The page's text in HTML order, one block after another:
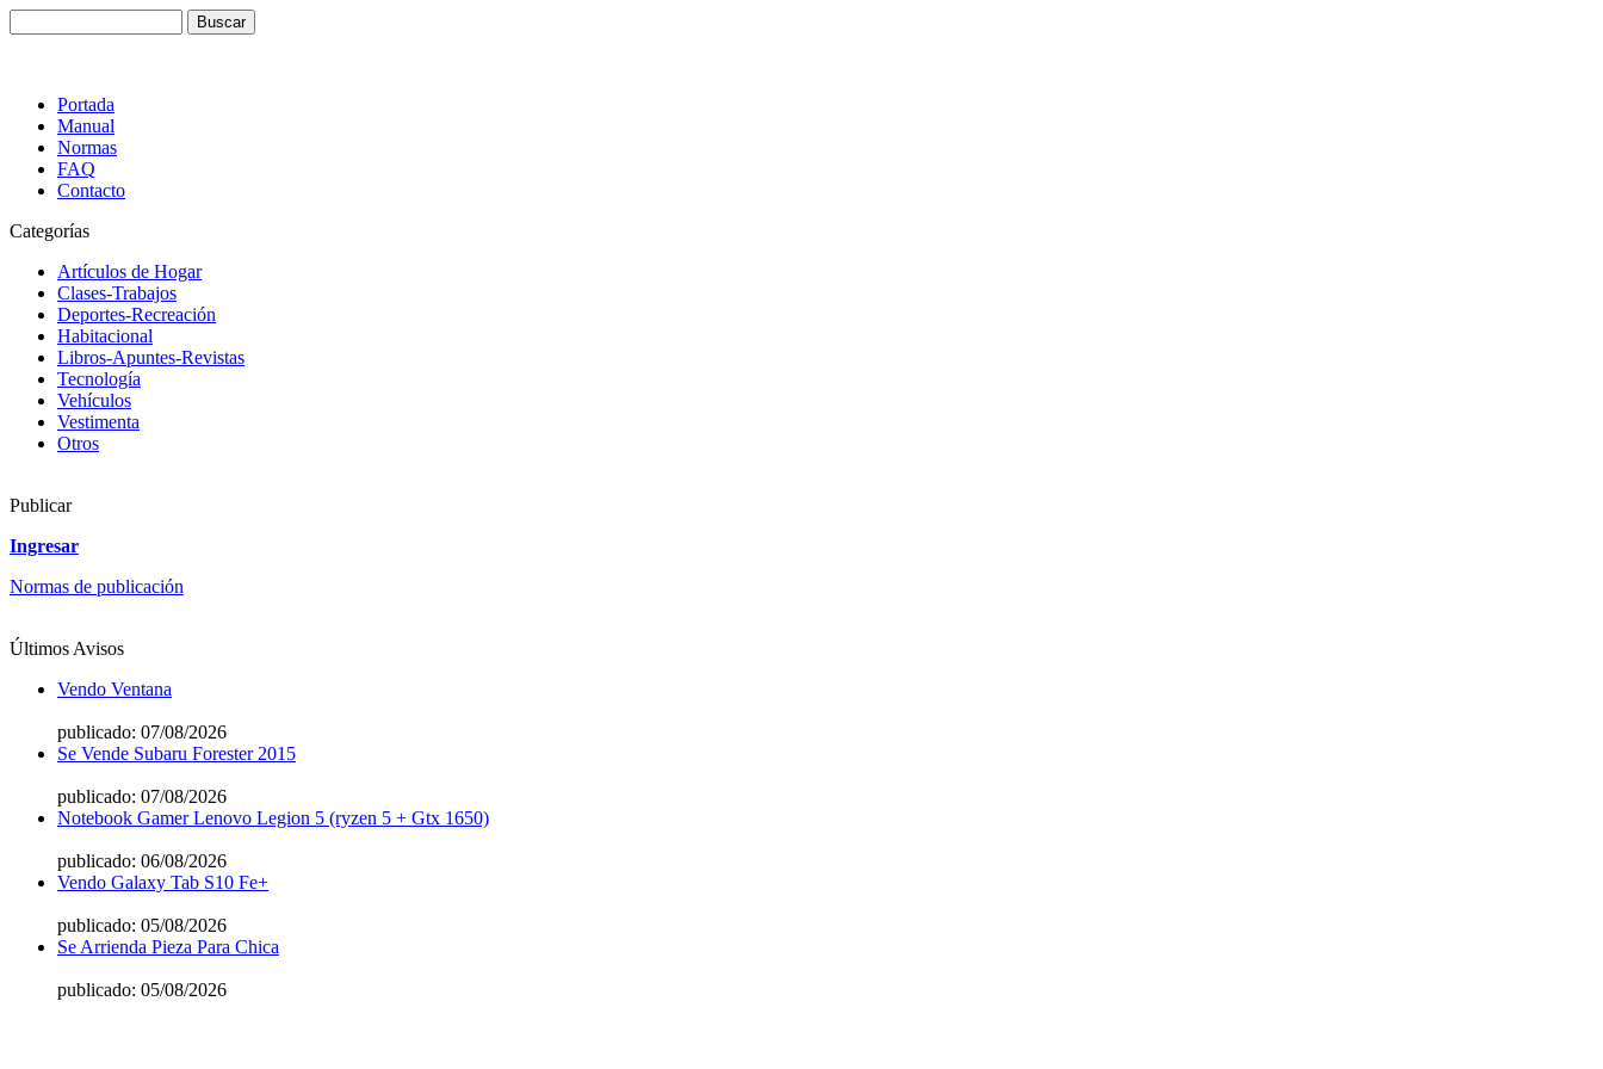
Portada
Manual
Normas
FAQ
Contacto
Categorías
Artículos de Hogar
Clases-Trabajos
Deportes-Recreación
Habitacional
Libros-Apuntes-Revistas
Tecnología
Vehículos
Vestimenta
Otros
Publicar
Ingresar
Normas de publicación
Últimos Avisos
Vendo Ventana
publicado: 07/08/2026
Se Vende Subaru Forester 2015
publicado: 07/08/2026
Notebook Gamer Lenovo Legion 5 (ryzen 5 + Gtx 1650)
publicado: 06/08/2026
Vendo Galaxy Tab S10 Fe+
publicado: 05/08/2026
Se Arrienda Pieza Para Chica
publicado: 05/08/2026